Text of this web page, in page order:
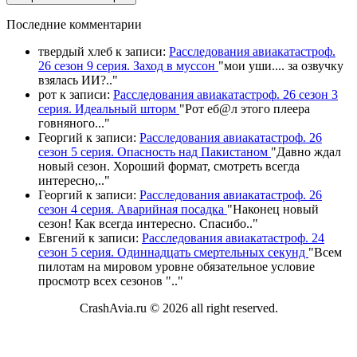
Последние комментарии
твердый хлеб к записи: Расследования авиакатастроф.
26 сезон 9 серия. Заход в муссон "мои уши.... за озвучку
взялась ИИ?.."
рот к записи: Расследования авиакатастроф. 26 сезон 3
серия. Идеальный шторм "Рот еб@л этого плеера
говняного..."
Георгий к записи: Расследования авиакатастроф. 26
сезон 5 серия. Опасность над Пакистаном "Давно ждал
новый сезон. Хороший формат, смотреть всегда
интересно,.."
Георгий к записи: Расследования авиакатастроф. 26
сезон 4 серия. Аварийная посадка "Наконец новый
сезон! Как всегда интересно. Спасибо.."
Евгений к записи: Расследования авиакатастроф. 24
сезон 5 серия. Одиннадцать смертельных секунд "Всем
пилотам на мировом уровне обязательное условие
просмотр всех сезонов ".."
CrashAvia.ru © 2026 all right reserved.